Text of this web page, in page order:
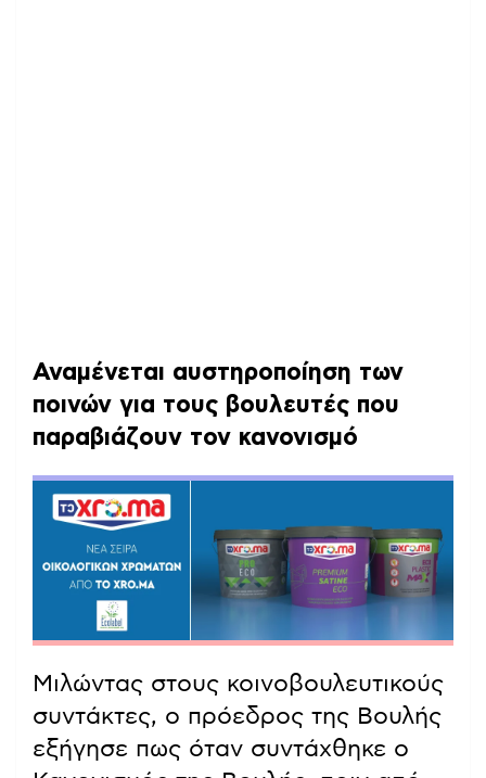
Αναμένεται αυστηροποίηση των
ποινών για τους βουλευτές που
παραβιάζουν τον κανονισμό
Μιλώντας στους κοινοβουλευτικούς
συντάκτες, ο πρόεδρος της Βουλής
εξήγησε πως όταν συντάχθηκε ο